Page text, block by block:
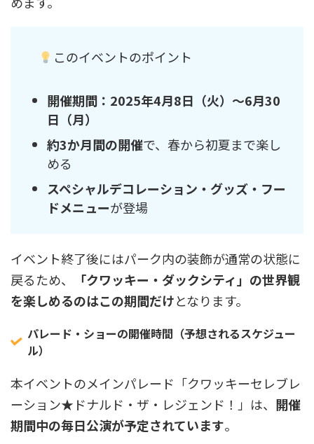
このイベントのポイント
開催期間：2025年4月8日（火）～6月30
日（月）
約3か月間の開催で、春から初夏まで楽し
める
スペシャルデコレーション・グッズ・フー
ドメニューが登場
イベント終了後にはパーク内の装飾が通常の状態に
戻るため、
「クワッキー・ダックシティ」の世界観
を楽しめるのはこの期間だけとなります。
パレード・ショーの開催時間（予想されるスケジュー
ル）
本イベントのメインパレード「クワッキーセレブレ
ーション★ドナルド・ザ・レジェンド！」は、 開催
期間中の毎日公演が予定されています。